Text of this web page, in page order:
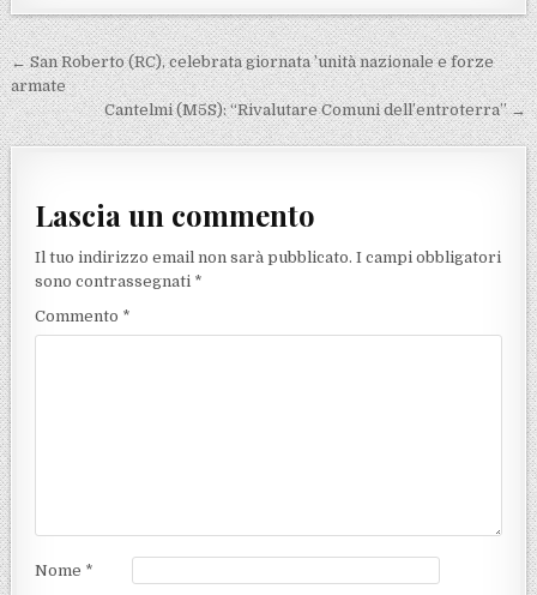
Navigazione articoli
← San Roberto (RC), celebrata giornata ’unità nazionale e forze
armate
Cantelmi (M5S): “Rivalutare Comuni dell’entroterra” →
Lascia un commento
Il tuo indirizzo email non sarà pubblicato. I campi obbligatori
sono contrassegnati *
Commento *
Nome *